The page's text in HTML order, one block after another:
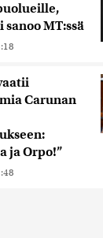
MT:ssä
Carunan
ja Orpo!”